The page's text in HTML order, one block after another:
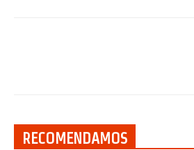
RECOMENDAMOS